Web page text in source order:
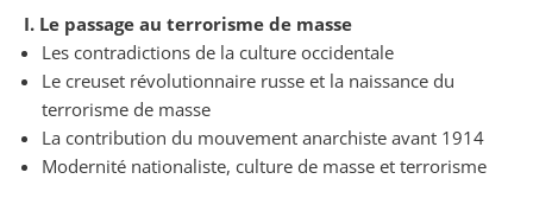
I. Le passage au terrorisme de masse
Les contradictions de la culture occidentale
Le creuset révolutionnaire russe et la naissance du
terrorisme de masse
La contribution du mouvement anarchiste avant 1914
Modernité nationaliste, culture de masse et terrorisme